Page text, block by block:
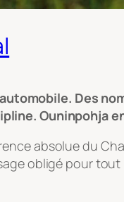
Des
Ouninpohja
absolue du
obligé pour